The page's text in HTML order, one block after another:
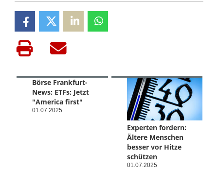
Börse Frankfurt-
News: ETFs: Jetzt
"America first"
01.07.2025
Experten fordern:
Ältere Menschen
besser vor Hitze
schützen
01.07.2025